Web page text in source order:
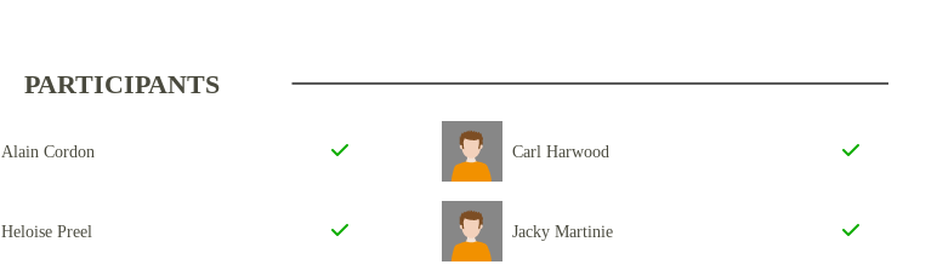
PARTICIPANTS
Alain Cordon Carl Harwood
Heloise Preel Jacky Martinie